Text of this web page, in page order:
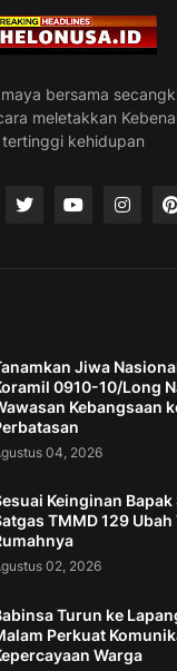
bersama
meletakkan
tertinggi kehidupan
Jiwa
0910-10/Long
Kebangsaan
04, 2026
Keinginan
TMMD 129
02, 2026
Turun ke
Perkuat
Warga